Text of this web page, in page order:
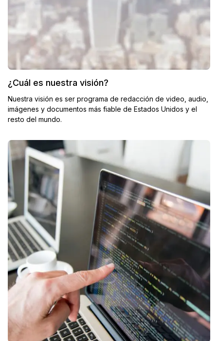
¿Cuál es nuestra visión?
Nuestra visión es ser programa de redacción de video, audio,
imágenes y documentos más fiable de Estados Unidos y el
resto del mundo.